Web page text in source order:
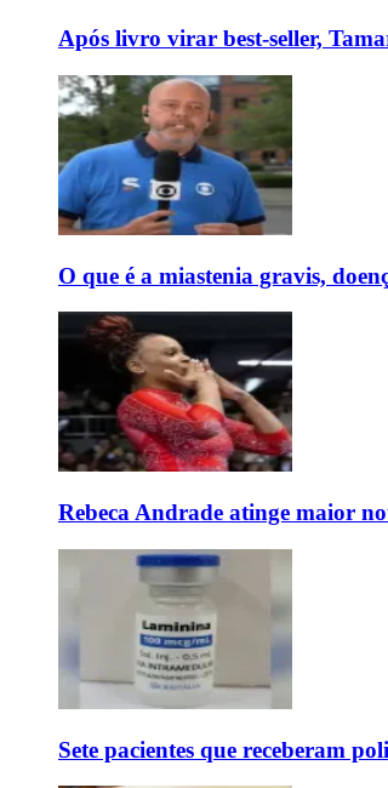
Após livro virar best-seller,
O que é a miastenia gravis,
Rebeca Andrade atinge maior
Sete pacientes que receberam